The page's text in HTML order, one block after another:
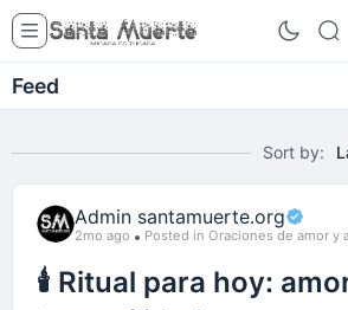
Feed
Sort by:
Admin santamuerte.org
2mo ago Posted in Oraciones de amor y
🕯️ Ritual para hoy: